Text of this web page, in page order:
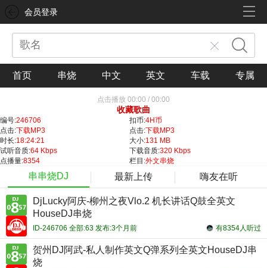
会员登录
首页 串烧 中文 英文 车载 专属
点击播放 00:00 / 00:00
收藏歌曲
编号:246706 扣币:4H币
点击:下载MP3 点击:下载MP3
时长:18:24:21 大小:131 MB
试听音质:64 Kbps 下载音质:320 Kbps
点播量:8354 栏目:外文串烧
串串烧DJ 最新上传 嗨友在听
DjLucky阿庆-柳州之夜Vlo.2 机长讲话Q鼓全英文
HouseDJ串烧
有8354人听过
ID-246706 全部:63 发布:3个月前
贺州DJ阿武-私人制作英文Q弹系列全英文HouseDJ串
烧